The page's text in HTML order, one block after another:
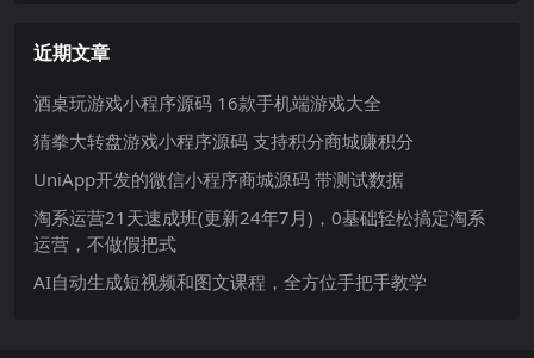
近期文章
酒桌玩游戏小程序源码 16款手机端游戏大全
猜拳大转盘游戏小程序源码 支持积分商城赚积分
UniApp开发的微信小程序商城源码 带测试数据
淘系运营21天速成班(更新24年7月)，0基础轻松搞定淘系
运营，不做假把式
AI自动生成短视频和图文课程，全方位手把手教学